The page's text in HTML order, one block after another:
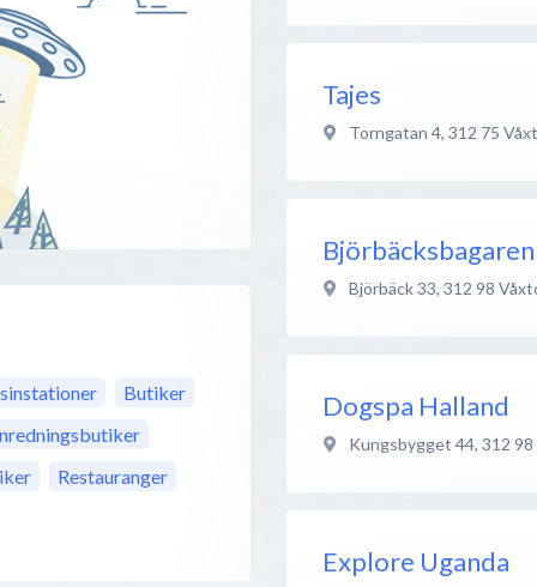
Butiker
Restauranger
Tajes
Torngatan 4, 312 75
Björbäcksbagaren
Björbäck 33, 312 98
Dogspa Halland
Kungsbygget 44, 312 98
Explore Uganda